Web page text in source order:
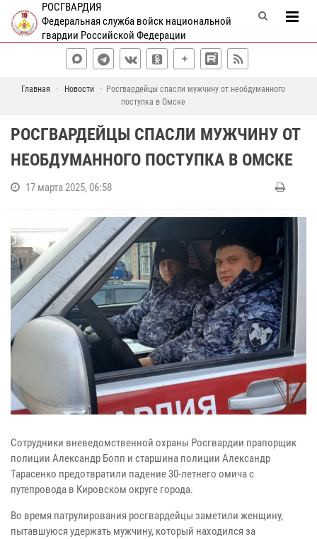
РОСГВАРДИЯ
Федеральная служба войск национальной
гвардии Российской Федерации
Главная Новости
Росгвардейцы спасли мужчину от необдуманного
поступка в Омске
РОСГВАРДЕЙЦЫ СПАСЛИ МУЖЧИНУ ОТ
НЕОБДУМАННОГО ПОСТУПКА В ОМСКЕ
17 марта 2025, 06:58
Сотрудники вневедомственной охраны Росгвардии прапорщик
полиции Александр Бопп и старшина полиции Александр
Тарасенко предотвратили падение 30-летнего омича с
путепровода в Кировском округе города.
Во время патрулирования росгвардейцы заметили женщину,
пытавшуюся удержать мужчину, который находился за